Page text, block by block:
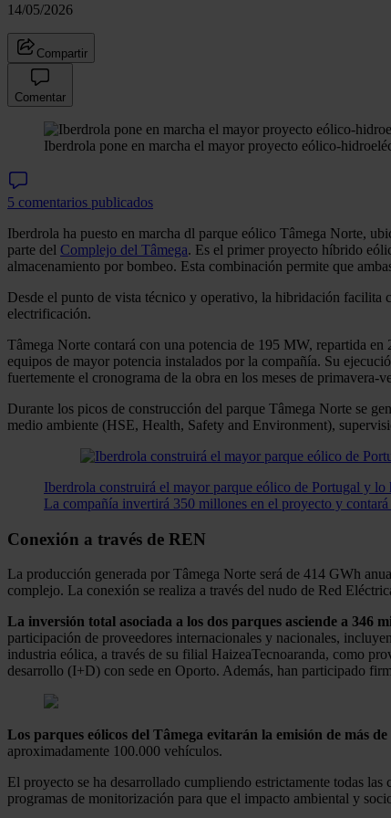
14/05/2026
Compartir
Comentar
Iberdrola pone en marcha el mayor proyecto eólico-
5 comentarios publicados
Iberdrola ha puesto en marcha dl parque eólico Tâmega Norte,
parte del Complejo del Tâmega. Es el primer proyecto híbrido
almacenamiento por bombeo. Esta combinación permite que
Desde el punto de vista técnico y operativo, la hibridación facilita
electrificación.
Tâmega Norte contará con una potencia de 195 MW, repartida
equipos de mayor potencia instalados por la compañía. Su
fuertemente el cronograma de la obra en los meses de primavera-
Durante los picos de construcción del parque Tâmega Norte se
medio ambiente (HSE, Health, Safety and Environment),
Iberdrola construirá el mayor parque eólico de Portugal y
La compañía invertirá 350 millones en el proyecto y
Conexión a través de REN
La producción generada por Tâmega Norte será de 414 GWh
complejo. La conexión se realiza a través del nudo de Red
La inversión total asociada a los dos parques asciende a 346
participación de proveedores internacionales y nacionales,
industria eólica, a través de su filial HaizeaTecnoaranda, como
desarrollo (I+D) con sede en Oporto. Además, han participado
Los parques eólicos del Tâmega evitarán la emisión de más
aproximadamente 100.000 vehículos.
El proyecto se ha desarrollado cumpliendo estrictamente todas
programas de monitorización para que el impacto ambiental y